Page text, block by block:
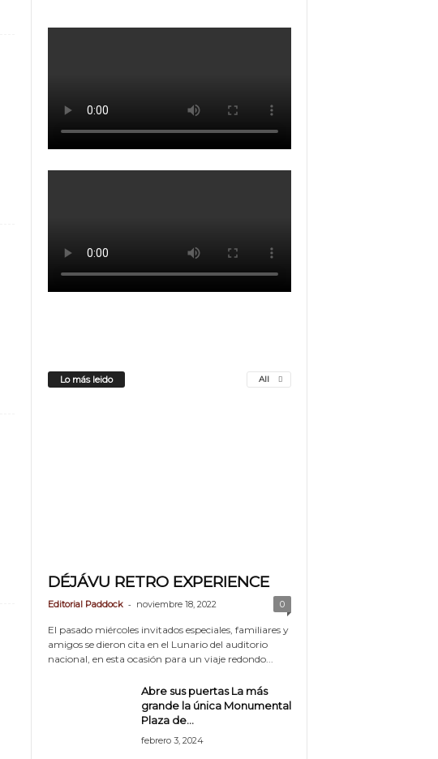
Lo más leido All
DÉJÁVU RETRO EXPERIENCE
Editorial Paddock - noviembre 18, 2022 0
El pasado miércoles invitados especiales, familiares y
amigos se dieron cita en el Lunario del auditorio
nacional, en esta ocasión para un viaje redondo...
Abre sus puertas La más
grande la única Monumental
Plaza de...
febrero 3, 2024